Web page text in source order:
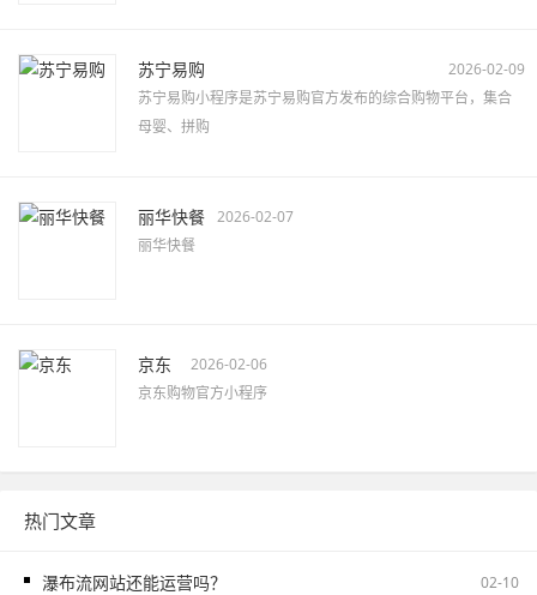
苏宁易购
2026-02-09
苏宁易购小程序是苏宁易购官方发布的综合购物平台，集合
母婴、拼购
丽华快餐 2026-02-07
丽华快餐
京东
2026-02-06
京东购物官方小程序
热门文章
瀑布流网站还能运营吗？ 02-10